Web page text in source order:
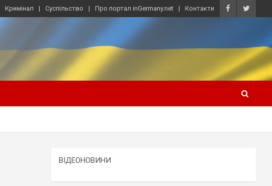
Кримінал Суспільство Про портал inGermany.net Контакти
ВІДЕОНОВИНИ